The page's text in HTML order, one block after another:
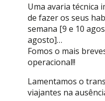
Uma avaria técnica
de fazer os seus
semana [9 e 10
agosto]…
Fomos o mais
operacional!!
Lamentamos o
viajantes na